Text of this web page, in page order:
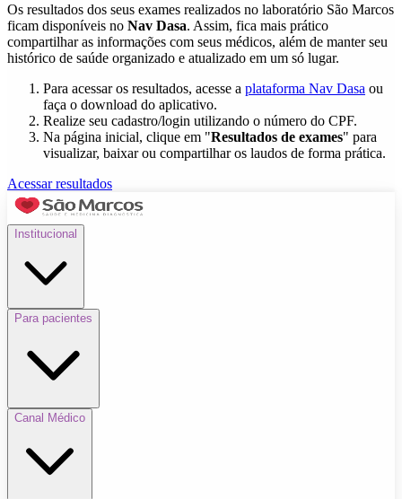
Os resultados dos seus exames realizados no laboratório São Marcos
ficam disponíveis no Nav Dasa. Assim, fica mais prático
compartilhar as informações com seus médicos, além de manter seu
histórico de saúde organizado e atualizado em um só lugar.
Para acessar os resultados, acesse a plataforma Nav Dasa ou
faça o download do aplicativo.
Realize seu cadastro/login utilizando o número do CPF.
Na página inicial, clique em "Resultados de exames" para
visualizar, baixar ou compartilhar os laudos de forma prática.
Acessar resultados
Institucional
Para pacientes
Canal Médico